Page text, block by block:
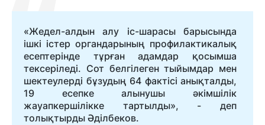
«Жедел-алдын алу іс-шарасы барысында
ішкі істер органдарының профилактикалық
есептерінде тұрған адамдар қосымша
тексеріледі. Сот белгілеген тыйымдар мен
шектеулерді бұзудың 64 фактісі анықталды,
19 есепке алынушы әкімшілік
жауапкершілікке тартылды», - деп
толықтырды Әділбеков.